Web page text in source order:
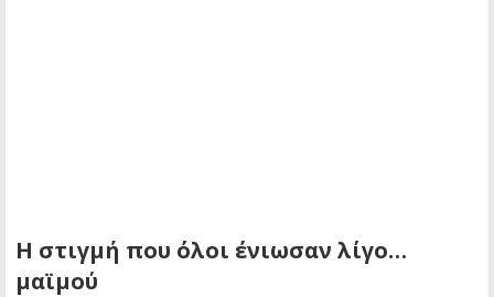
Η στιγμή που όλοι ένιωσαν λίγο…
μαϊμού